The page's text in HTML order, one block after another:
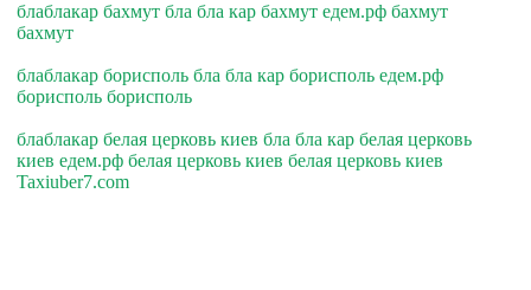
блаблакар бахмут бла бла кар бахмут едем.рф бахмут
бахмут
блаблакар борисполь бла бла кар борисполь едем.рф
борисполь борисполь
блаблакар белая церковь киев бла бла кар белая церковь
киев едем.рф белая церковь киев белая церковь киев
Taxiuber7.com